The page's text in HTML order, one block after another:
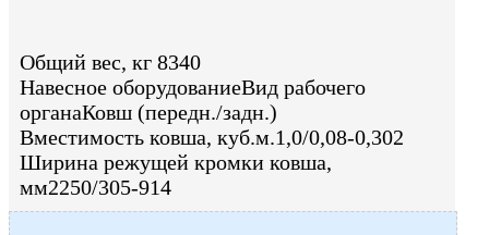
Общий вес, кг 8340
Навесное оборудованиеВид рабочего
органаКовш (передн./задн.)
Вместимость ковша, куб.м.1,0/0,08-0,302
Ширина режущей кромки ковша,
мм2250/305-914